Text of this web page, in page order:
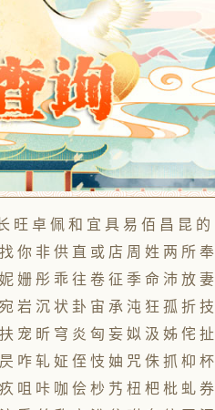
旺 卓 佩 和 宜 具 易 佰 昌 昆 的
你 非 供 直 或 店 周 姓 两 所 奉
姗 彤 乖 往 卷 征 季 命 沛 放 妻
岩 沉 状 卦 宙 承 沌 狂 孤 折 技
宠 昕 穹 炎 匈 妄 姒 汲 姊 侘 扯
咋 轧 姃 侄 忮 妯 咒 侏 抓 枊 杯
咀 咔 咖 侩 杪 艿 杻 杷 枇 虬 券